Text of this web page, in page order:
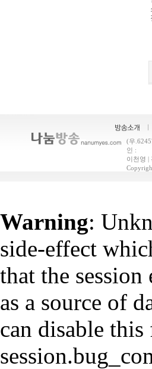
(우
인 :
이천영 |
Warning:
side-effect
that the
as a source of
can disable